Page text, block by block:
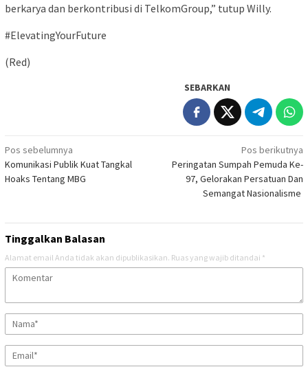
berkarya dan berkontribusi di TelkomGroup,” tutup Willy.
#ElevatingYourFuture
(Red)
SEBARKAN
Navigasi
pos
Pos sebelumnya
Komunikasi Publik Kuat Tangkal
Hoaks Tentang MBG
Pos berikutnya
Peringatan Sumpah Pemuda Ke-
97, Gelorakan Persatuan Dan
Semangat Nasionalisme
Tinggalkan Balasan
Alamat email Anda tidak akan dipublikasikan. Ruas yang wajib ditandai *